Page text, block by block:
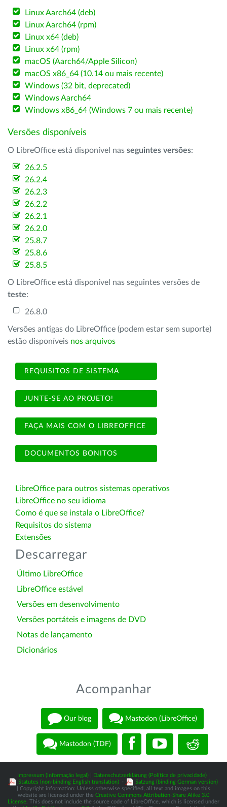
Linux Aarch64 (deb)
Linux Aarch64 (rpm)
Linux x64 (deb)
Linux x64 (rpm)
macOS (Aarch64/Apple Silicon)
macOS x86_64 (10.14 ou mais recente)
Windows (32 bit, deprecated)
Windows Aarch64
Windows x86_64 (Windows 7 ou mais recente)
Versões disponíveis
O LibreOffice está disponível nas seguintes versões:
26.2.5
26.2.4
26.2.3
26.2.2
26.2.1
26.2.0
25.8.7
25.8.6
25.8.5
O LibreOffice está disponível nas seguintes versões de
teste:
26.8.0
Versões antigas do LibreOffice (podem estar sem suporte)
estão disponíveis nos arquivos
REQUISITOS DE SISTEMA
JUNTE-SE AO PROJETO!
FAÇA MAIS COM O LIBREOFFICE
DOCUMENTOS BONITOS
LibreOffice para outros sistemas operativos
LibreOffice no seu idioma
Como é que se instala o LibreOffice?
Requisitos do sistema
Extensões
Descarregar
Último LibreOffice
LibreOffice estável
Versões em desenvolvimento
Versões portáteis e imagens de DVD
Notas de lançamento
Dicionários
Acompanhar
Our blog Mastodon (LibreOffice)
Mastodon (TDF)
Impressum (Informação legal) Datenschutzerklärung (Política de privacidade)
Statutes (non-binding English translation) -
Satzung (binding German version)
| Copyright information: Unless otherwise specified, all text and images on this
website are licensed under the Creative Commons Attribution-Share Alike 3.0
License . This does not include the source code of LibreOffice, which is licensed under